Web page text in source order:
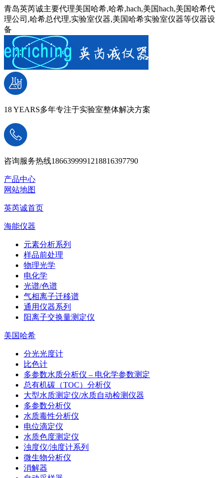
青岛英芮诚主要代理美国哈希,哈希,hach,美国hach,美国哈希代
理公司,哈希总代理,实验室仪器,美国哈希实验室仪器等仪器设
备
18 YEARS多年专注于实验室整体解决方案
咨询服务热线1866399991218816397790
产品中心
网站地图
英芮诚首页
海能仪器
元素分析系列
样品前处理
物理光学
电化学
光谱/色谱
气相离子迁移谱
通用仪器系列
阳离子交换量测定仪
美国哈希
分光光度计
比色计
多参数水质分析仪 – 电化学参数测定
总有机碳（TOC）分析仪
大型水质测定仪/水质自动检测仪器
多参数分析仪
水质毒性分析仪
电位滴定仪
水质色度测定仪
浊度仪/浊度计系列
微生物分析仪
消解器